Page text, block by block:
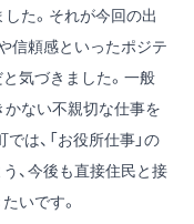
した。それが今回の出
信頼感といったポジテ
気づきました。一般
かない不親切な仕事を
は、「お役所仕事」の
、今後も直接住民と接
いです。